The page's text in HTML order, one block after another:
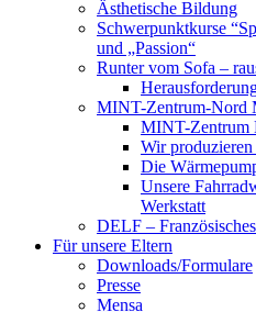
Ästhetische Bildung
Schwerpunktkurse
und „Passion“
Runter vom Sofa –
MINT-Zentrum-Nord
MINT-Zentrum
Wir
Die
Unsere
Werkstatt
DELF –
Für unsere Eltern
Downloads/Formulare
Presse
Mensa